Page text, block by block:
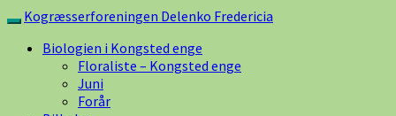
Skip
content
Toggle
navigation
Kogræsserforeningen Delenko Fredericia
Biologien i Kongsted enge
Floraliste – Kongsted enge
Juni
Forår